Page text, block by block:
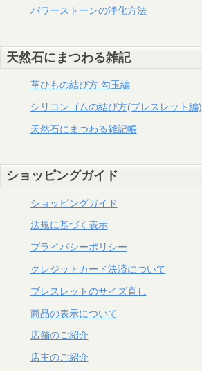
パワーストーンの浄化方法
天然石にまつわる雑記
革ひもの結び方 勾玉編
シリコンゴムの結び方(ブレスレット編)
天然石にまつわる雑記帳
ショッピングガイド
ショッピングガイド
法規に基づく表示
プライバシーポリシー
クレジットカード決済について
ブレスレットのサイズ直し
商品の表示について
店舗のご紹介
店主のご紹介